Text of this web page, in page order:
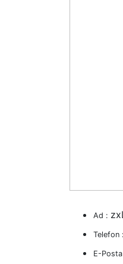
Ad :
Telefon :
E-